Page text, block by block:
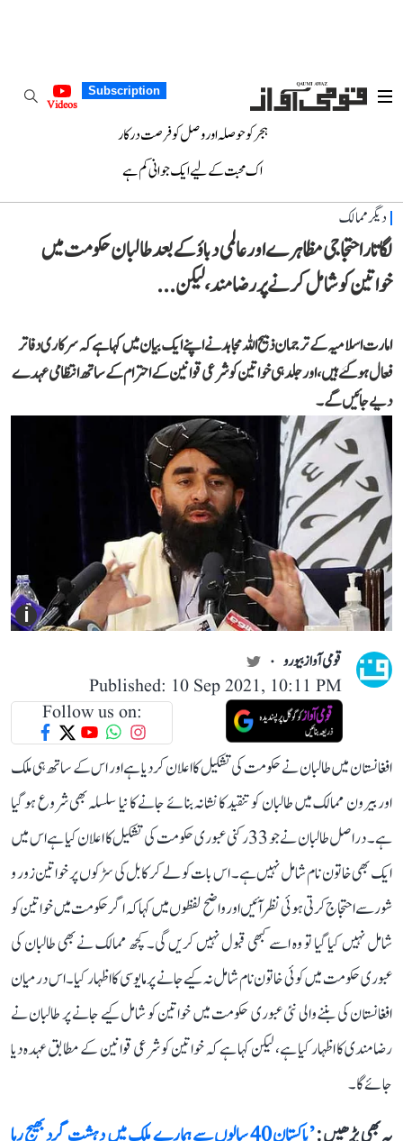
Subscription
Videos
ہجر کو حوصلہ اور وصل کو فرصت درکار
اک محبت کے لیے ایک جوانی کم ہے
دیگر ممالک
لگاتار احتجاجی مظاہرے اور عالمی دباؤ کے بعد طالبان حکومت میں
خواتین کو شامل کرنے پر رضامند، لیکن...
امارت اسلامیہ کے ترجمان ذبیح اللہ مجاہد نے اپنے ایک بیان میں کہا ہے کہ سرکاری دفاتر
فعال ہوگئے ہیں، اور جلد ہی خواتین کو شرعی قوانین کے احترام کے ساتھ انتظامی عہدے
دیے جائیں گے۔
i
قومی آواز بیورو
Published: 10 Sep 2021, 10:11 PM
Follow us on:
افغانستان میں طالبان نے حکومت کی تشکیل کا اعلان کر دیا ہے اور اس کے ساتھ ہی ملک
اور بیرون ممالک میں طالبان کو تنقید کا نشانہ بنائے جانے کا نیا سلسلہ بھی شروع ہو گیا
ہے۔ دراصل طالبان نے جو 33 رکنی عبوری حکومت کی تشکیل کا اعلان کیا ہے اس میں
ایک بھی خاتون نام شامل نہیں ہے۔ اس بات کو لے کر کابل کی سڑکوں پر خواتین زور و
شور سے احتجاج کرتی ہوئی نظر آئیں اور واضح لفظوں میں کہا کہ اگر حکومت میں خواتین کو
شامل نہیں کیا گیا تو وہ اسے کبھی قبول نہیں کریں گی۔ کچھ ممالک نے بھی طالبان کی
عبوری حکومت میں کوئی خاتون نام شامل نہ کیے جانے پر مایوسی کا اظہار کیا۔ اس درمیان
افغانستان کی بننے والی نئی عبوری حکومت میں خواتین کو شامل کیے جانے پر طالبان نے
رضامندی کا اظہار کیا ہے، لیکن کہا ہے کہ خواتین کو شرعی قوانین کے مطابق عہدہ دیا
جائے گا۔